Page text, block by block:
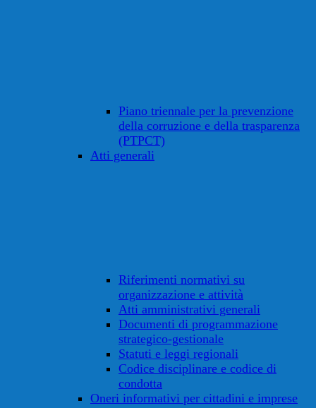
Piano triennale per la prevenzione
della corruzione e della trasparenza
(PTPCT)
Atti generali
Riferimenti normativi su
organizzazione e attività
Atti amministrativi generali
Documenti di programmazione
strategico-gestionale
Statuti e leggi regionali
Codice disciplinare e codice di
condotta
Oneri informativi per cittadini e imprese